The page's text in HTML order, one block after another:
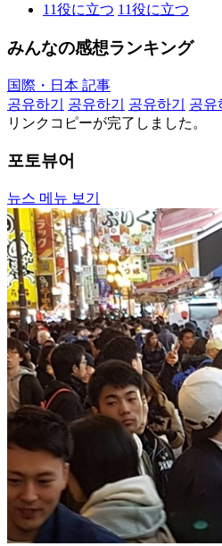
11役に立つ 11役に立つ
みんなの感想ランキング
国際・日本 記事
공유하기
공유하기 공유하기 공유
リンクコピーが完了しました。
포토뷰어
뉴스 메뉴 보기